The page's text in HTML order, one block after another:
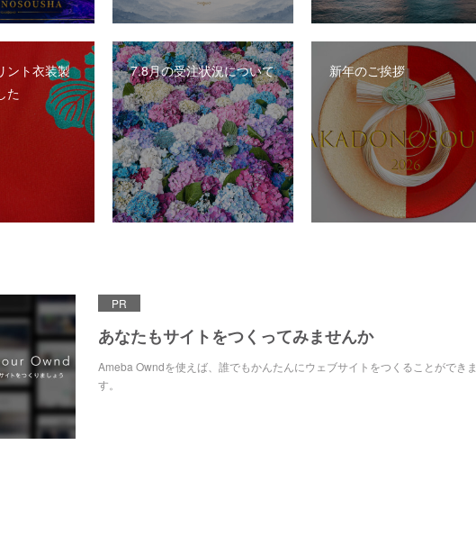
ント衣装製
た
7.8月の受注状況について 新年のご挨拶
PR
あなたもサイトをつくってみませんか
Ameba Owndを使えば、誰でもかんたんにウェブサイトをつくることができま
す。